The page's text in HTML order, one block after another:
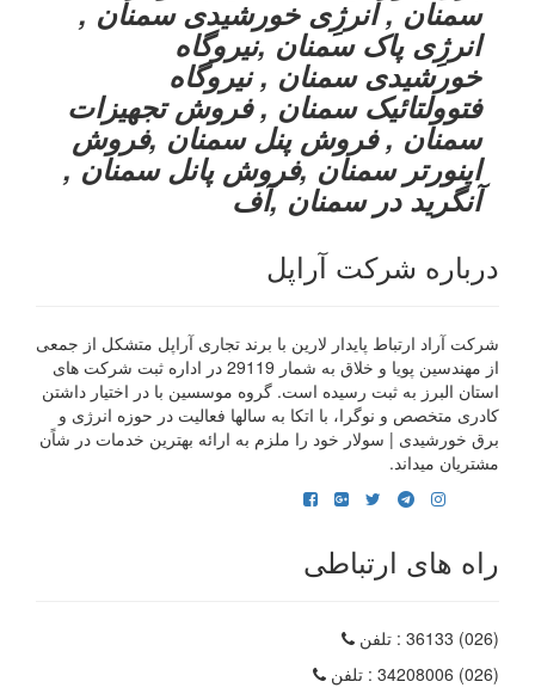
سمنان , انرژِی خورشیدی سمنان ,
انرژِی پاک سمنان ,نیروگاه
خورشیدی سمنان , نیروگاه
فتوولتائیک سمنان , فروش تجهیزات
سمنان , فروش پنل سمنان ,فروش
اینورتر سمنان ,فروش پانل سمنان ,
آنگرید در سمنان ,آف
درباره شرکت آراپل
شرکت آراد ارتباط پایدار لارین با برند تجاری آراپل متشکل از جمعی
از مهندسین پویا و خلاق به شمار 29119 در اداره ثبت شرکت های
استان البرز به ثبت رسیده است. گروه موسسین با در اختیار داشتن
کادری متخصص و نوگرا، با اتکا به سالها فعالیت در حوزه انرژی و
برق خورشیدی | سولار خود را ملزم به ارائه بهترین خدمات در شاًن
مشتریان میداند.
راه های ارتباطی
(026) 36133
: تلفن
(026) 34208006
: تلفن